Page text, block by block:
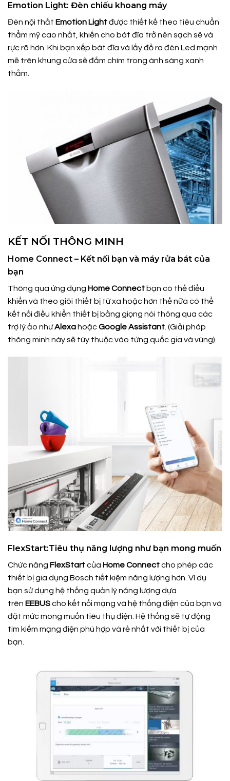
Emotion Light: Đèn chiếu khoang máy
Đèn nội thất Emotion Lightđược thiết kế theo tiêu chuẩn
thẩm mỹ cao nhất, khiến cho bát đĩa trở nên sạch sẽ và
rực rõ hơn. Khi bạn xếp bát đĩa và lấy đồ ra đèn Led mạnh
mẽ trên khung cửa sẽ đắm chìm trong ánh sáng xanh
thẳm.
KẾT NỐI THÔNG MINH
Home Connect – Kết nối bạn và máy rửa bát của
bạn
Thông qua ứng dụng Home Connectbạn có thể điều
khiển và theo giõi thiết bị từ xa hoặc hơn thế nữa có thể
kết nối điều khiển thiết bị bằng giọng nói thông qua các
trợ lý ảo nhưAlexahoặcGoogle Assistant . (Giải pháp
thông minh này sẽ tùy thuộc vào từng quốc gia và vùng).
FlexStart:Tiêu thụ năng lượng như bạn mong muốn
Chức năng FlexStartcủa Home Connectcho phép các
thiết bị gia dụng Bosch tiết kiệm năng lượng hơn. Ví dụ
bạn sử dụng hệ thống quản lý năng lượng dựa
trên EEBUScho kết nối mạng và hệ thống điện của bạn và
đặt mức mong muốn tiêu thụ điện. Hệ thống sẽ tự động
tìm kiếm mạng điện phù hợp và rẻ nhất với thiết bị của
bạn.